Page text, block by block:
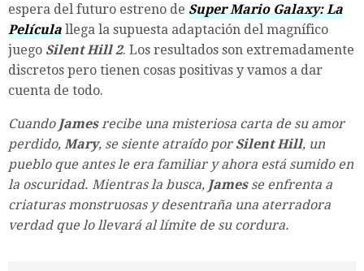
espera del futuro estreno de Super Mario Galaxy: La
Película llega la supuesta adaptación del magnífico
juego Silent Hill 2. Los resultados son extremadamente
discretos pero tienen cosas positivas y vamos a dar
cuenta de todo.
Cuando Jamesrecibe una misteriosa carta de su amor
perdido, Mary, se siente atraído por Silent Hill, un
pueblo que antes le era familiar y ahora está sumido en
la oscuridad. Mientras la busca, Jamesse enfrenta a
criaturas monstruosas y desentraña una aterradora
verdad que lo llevará al límite de su cordura.